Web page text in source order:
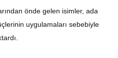
önde gelen isimler, ada
uygulamaları sebebiyle